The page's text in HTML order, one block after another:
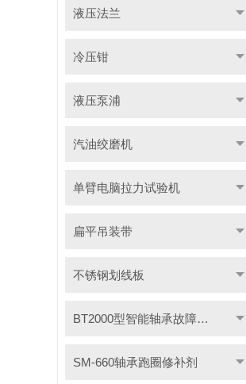
液压法兰
冷压钳
液压泵浦
汽油绞磨机
单臂电脑拉力试验机
扁平吊装带
不锈钢划线板
BT2000型智能轴承故障测试仪
SM-660轴承跑圈修补剂